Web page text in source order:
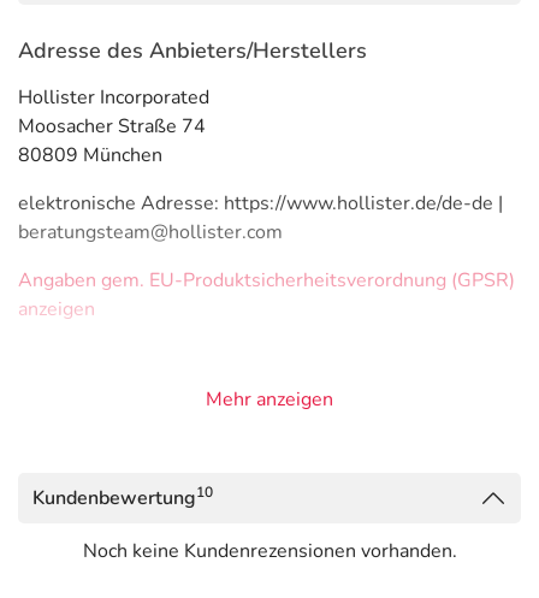
Adresse des Anbieters/Herstellers
Hollister Incorporated
Moosacher Straße 74
80809 München
elektronische Adresse: https://www.hollister.de/de-de |
beratungsteam@hollister.com
Angaben gem. EU-Produktsicherheitsverordnung (GPSR)
anzeigen
Mehr anzeigen
Kundenbewertung10
Noch keine Kundenrezensionen vorhanden.